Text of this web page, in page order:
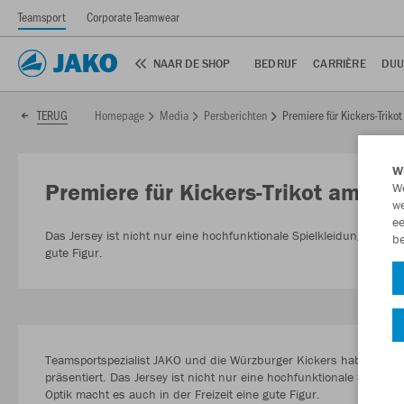
Teamsport Corporate Teamwear
NAAR DE SHOP BEDRIJF CARRIÈRE
TERUG Homepage Media Persberichten Premiere für Kickers-
Premiere für Kickers-Trikot am
Das Jersey ist nicht nur eine hochfunktionale Spielkleidung.
gute Figur.
Teamsportspezialist JAKO und die Würzburger Kickers haben
präsentiert. Das Jersey ist nicht nur eine hochfunktionale
Optik macht es auch in der Freizeit eine gute Figur.